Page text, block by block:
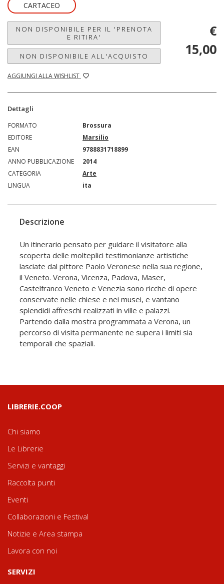
CARTACEO
NON DISPONIBILE PER IL 'PRENOTA
E RITIRA'
NON DISPONIBILE ALL'ACQUISTO
AGGIUNGI ALLA WISHLIST
€
15,00
Dettagli
FORMATO
Brossura
EDITORE
Marsilio
EAN
9788831718899
ANNO PUBBLICAZIONE
2014
CATEGORIA
Arte
LINGUA
ita
Descrizione
Un itinerario pensato per guidare il visitatore alla
scoperta delle molteplici testimonianze artistiche
lasciate dal pittore Paolo Veronese nella sua regione,
il Veneto. Verona, Vicenza, Padova, Maser,
Castelfranco Veneto e Venezia sono ricche di opere
conservate nelle chiese e nei musei, e vantano
splendidi affreschi realizzati in ville e palazzi.
Partendo dalla mostra programmata a Verona, un
percorso di visita permanente ne supera i limiti sia
temporali che spaziali.
LIBRERIE.COOP
Chi siamo
Le Librerie
Servizi e vantaggi
Raccolta punti
Eventi
Collaborazioni e Festival
Notizie e Area stampa
Lavora con noi
SERVIZI